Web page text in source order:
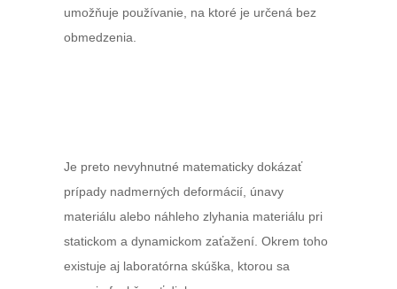
umožňuje používanie, na ktoré je určená bez
obmedzenia.
Je preto nevyhnutné matematicky dokázať
prípady nadmerných deformácií, únavy
materiálu alebo náhleho zlyhania materiálu pri
statickom a dynamickom zaťažení. Okrem toho
existuje aj laboratórna skúška, ktorou sa